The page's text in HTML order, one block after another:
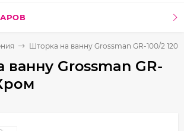
Шторка на ванну Grossman GR-100/2 120
ванну Grossman GR-